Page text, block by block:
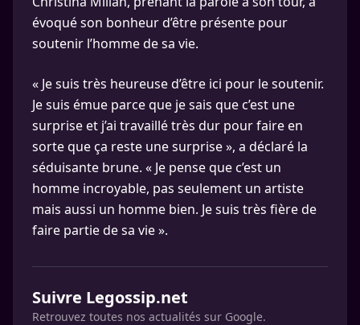
évoqué son bonheur d’être présente pour
soutenir l’homme de sa vie.
« Je suis très heureuse d’être ici pour le soutenir.
Je suis émue parce que je sais que c’est une
surprise et j’ai travaillé très dur pour faire en
sorte que ça reste une surprise », a déclaré la
séduisante brune. « Je pense que c’est un
homme incroyable, pas seulement un artiste
mais aussi un homme bien. Je suis très fière de
faire partie de sa vie ».
Suivre Legossip.net
Retrouvez toutes nos actualités sur Google.